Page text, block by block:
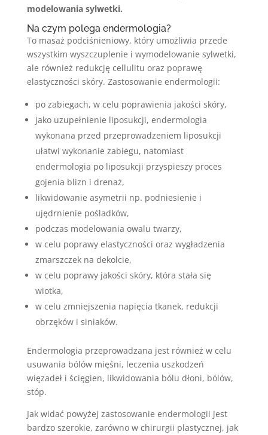
modelowania sylwetki.
Na czym polega endermologia?
To masaż podciśnieniowy, który umożliwia przede
wszystkim wyszczuplenie i wymodelowanie sylwetki,
ale również redukcję cellulitu oraz poprawę
elastyczności skóry. Zastosowanie endermologii:
po zabiegach, w celu poprawienia jakości skóry,
jako uzupełnienie liposukcji, endermologia
wykonana przed przeprowadzeniem liposukcji
ułatwi wykonanie zabiegu, natomiast
endermologia po liposukcji przyspieszy proces
gojenia blizn i drenaż,
likwidowanie asymetrii np. podniesienie i
ujędrnienie pośladków,
podczas modelowania owalu twarzy,
w celu poprawy elastyczności oraz wygładzenia
zmarszczek na dekolcie,
w celu poprawy jakości skóry, która stała się
wiotka,
w celu zmniejszenia napięcia tkanek, redukcji
obrzęków i siniaków.
Endermologia przeprowadzana jest również w celu
usuwania bólów mięśni, leczenia uszkodzeń
więzadeł i ścięgien, likwidowania bólu dłoni, bólów,
stóp.
Jak widać powyżej zastosowanie endermologii jest
bardzo szerokie, zarówno w chirurgii plastycznej, jak